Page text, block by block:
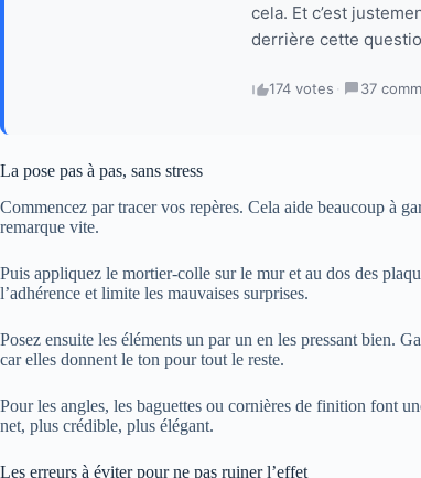
cela. Et c’est
derrière cette
174 votes · 37
La pose pas à pas, sans stress
Commencez par tracer vos repères. Cela aide beaucoup à
remarque vite.
Puis appliquez le mortier-colle sur le mur et au dos des
l’adhérence et limite les mauvaises surprises.
Posez ensuite les éléments un par un en les pressant bien.
car elles donnent le ton pour tout le reste.
Pour les angles, les baguettes ou cornières de finition font
net, plus crédible, plus élégant.
Les erreurs à éviter pour ne pas ruiner l’effet